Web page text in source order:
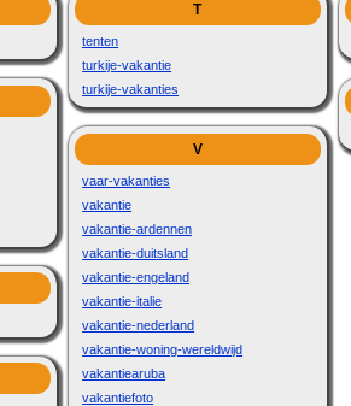
T
tenten
turkije-vakantie
turkije-vakanties
V
vaar-vakanties
vakantie
vakantie-ardennen
vakantie-duitsland
vakantie-engeland
vakantie-italie
vakantie-nederland
vakantie-woning-wereldwijd
vakantiearuba
vakantiefoto